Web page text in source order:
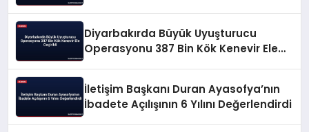
Diyarbakırda Büyük Uyuşturucu
Operasyonu 387 Bin Kök Kenevir Ele
İletişim Başkanı Duran Ayasofya’nın
İbadete Açılışının 6 Yılını Değerlendirdi